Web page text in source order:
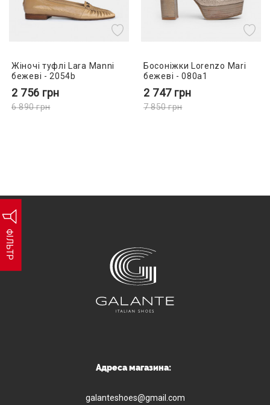
ФІЛЬТР
Жіночі туфлі Lara Manni
бежеві - 2054b
2 756 грн
6 890грн
Босоніжки Lorenzo Mari
бежеві - 080a1
2 747 грн
7 850грн
Адреса магазина:
galanteshoes@gmail.com